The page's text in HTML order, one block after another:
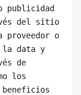
publicidad
del sitio
proveedor o
la data y
de
los